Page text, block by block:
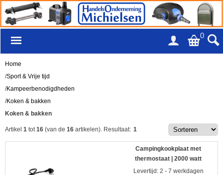
0
Home
/Sport & Vrije tijd
/Kampeerbenodigdheden
/Koken & bakken
Koken & bakken
Artikel 1 tot 16 (van de 16 artikelen). Resultaat: 1
Campingkookplaat met
thermostaat | 2000 watt
Levertijd: 2 - 7 werkdagen